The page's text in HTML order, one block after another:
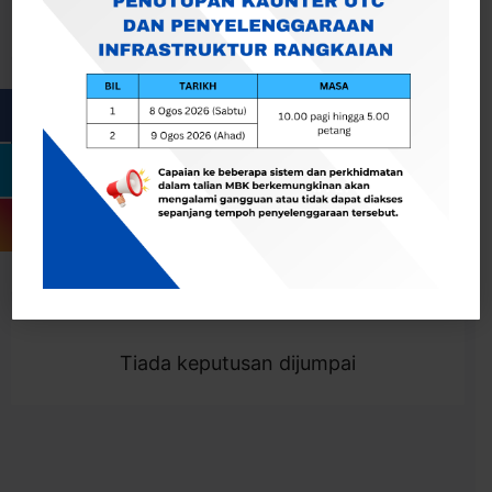
Togol Penapis
Showing 0 result
Tiada keputusan dijumpai